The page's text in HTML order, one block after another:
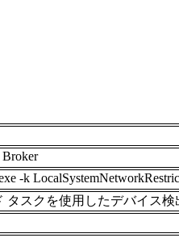
Broker
-k
タスクを使用したデバイス